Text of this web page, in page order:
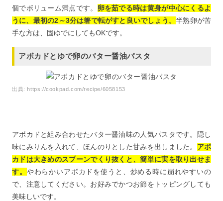
個でボリューム満点です。 卵を茹でる時は黄身が中心にくるよ
うに、最初の2～3分は箸で転がすと良いでしょう。半熟卵が苦
手な方は、固ゆでにしてもOKです。
アボカドとゆで卵のバター醤油パスタ
出典:https://cookpad.com/recipe/6058153
アボカドと組み合わせたバター醤油味の人気パスタです。隠し
味にみりんを入れて、ほんのりとした甘みを出しました。 アボ
カドは大きめのスプーンでくり抜くと、簡単に実を取り出せま
す。 やわらかいアボカドを使うと、炒める時に崩れやすいの
で、注意してください。お好みでかつお節をトッピングしても
美味しいです。